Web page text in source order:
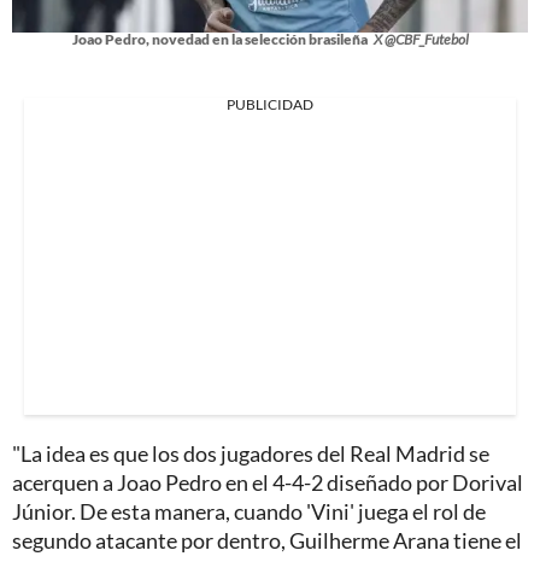
Joao Pedro, novedad en la selección brasileña X @CBF_Futebol
PUBLICIDAD
"La idea es que los dos jugadores del Real Madrid se
acerquen a Joao Pedro en el 4-4-2 diseñado por Dorival
Júnior. De esta manera, cuando 'Vini' juega el rol de
segundo atacante por dentro, Guilherme Arana tiene el